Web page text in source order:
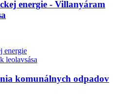
energie - Villanyáram
energie
leolavsása
komunálnych odpadov